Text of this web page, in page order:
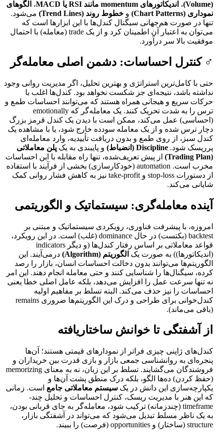
(Volume)
، اندیکاتورهای momentum مانند RSI یا MACD ، الگوهای
نموداری (Chart Patterns)
و خطوط روند (Trend Lines)
می‌شود.
تنها در صورت هم‌جهانی سیگنال کندل‌ها با این ابزارها است که
می‌توان به اعتبار آن اطمینان کرد و از یک trade (معامله) با احتمال
موفقیت بالا سر درآورد.
‍♂️ کنترل احساسات: دشمن اصلی معامله‌گر
حتی با کامل‌ترین استراتژی و بهترین تحلیل، اگر مدیریت روانی وجود
نداشته باشد، نتیجه‌ای جز شکست نخواهد بود. کندل‌ها اغلب با
حرکات سریع و هیجانی همراه هستند که می‌توانند احساسات طمع و
ترس را به شدت تحریک کنند. یک معامله‌گر که emotionally
(احساسی) عمل می‌کند، ممکن است با دیدن یک کندل قرمز بزرگ
دچار ترس شده و از یک معامله سودده خارج شود، یا با مشاهده یک
کندل سبز، از روی طمع و بدون دریافت تأییدیه، وارد معامله‌ای
پرریسک شود. Discipline (انضباط) و پایبندی به یک پلن معاملاتی
(Trading Plan)
از پیش تعریف‌شده، تنها راه مقابله با این احساسات
مخرب است. automation (خودکارسازی) بخشی از فرآیند با استفاده
از دستورات stop-loss و take-profit نیز به کاهش فشار روانی کمک
شایانی می‌کند.
آینده معامله‌گری: سیستماتیک و الگوریتمی
امروزه، با پیشرفت فناوری، رویکردی سیستماتیک و مبتنی بر
backtest (بکتست) در حال dominance (غلب) است. در این رویکرد،
قواعد معاملاتی بر اساس رفتار کندل‌ها (و دیگر indicators
(اندیکاتورها)) به صورت یک الگوریتم (Algorithm)
درمی‌آیند. این
الگوریتم‌ها می‌توانند بدون دخالت احساسات انسان، بازار را رصد
کرده، سیگنال‌ها را شناسایی کنند و حتی معامله انجام دهند. این امر
نه تنها سرعت عمل را افزایش می‌دهد، بلکه عامل اصلی خطا یعنی
احساسات را نیز حذف می‌کند. البته تسلط بر مفاهیم اولیه
کندل‌خوانی برای طراحی و درک این الگوریتم‌ها ضروری remains
(باقی می‌ماند).
از آشفتگی تا خوانش ساختاریافته
کندل‌های ژاپنی چیزی فراتر از نمودارهای قیمتی هستند؛ آن‌ها
پنجره‌ای به روانشناسی جمعی بازار و بازی قدرت بین خریداران و
فروشندگان می‌گشایند. تسلط بر این زبان، نه به معنای memorizing
(حفظ کردن) ده‌ها الگو، بلکه درک منطق پشت آن‌ها و
یکپارچه‌سازی این دانش در یک سیستم معاملاتی جامع است. زمانی
که این هنر با مدیریت ریسک، کنترل احساسات و تحلیل چند-
timeframe (چندزمانه) ترکیب شود، معامله‌گر به جای قربانی بودن،
به یک ناظر مسلط تبدیل می‌شود که می‌تواند در آشفتگی بازار،
structure (ساختار) و opportunities (فرصت) را ببیند.